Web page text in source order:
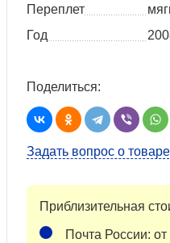
Переплет
Год
Поделиться:
Задать вопрос о
Приблизительная
Почта России: от